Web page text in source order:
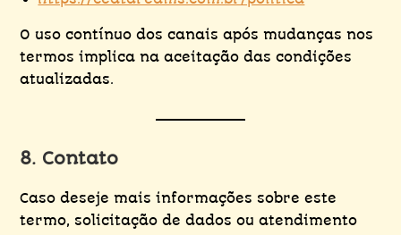
O uso contínuo dos canais após mudanças nos
termos implica na aceitação das condições
atualizadas.
8. Contato
Caso deseje mais informações sobre este
termo, solicitação de dados ou atendimento